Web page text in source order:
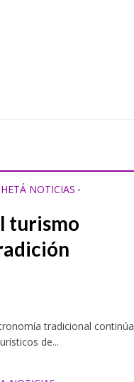
NOTICIAS •
turismo
tradicional continúa
de...